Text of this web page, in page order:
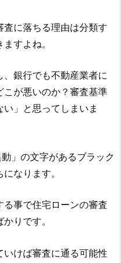
に落ちる理由は分類す
すよね。
、銀行でも不動産業者に
こが悪いのか？審査基準
」と思ってしまいま
」の文字があるブラック
なります。
事で住宅ローンの審査
りです。
けば審査に通る可能性